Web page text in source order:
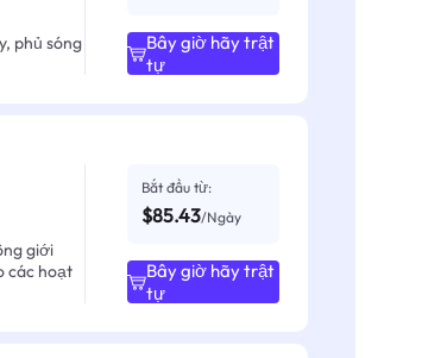
phủ sóng
Bây giờ hãy trật
tự
giới
các hoạt
Bắt đầu từ:
$85.43/Ngày
Bây giờ hãy trật
tự